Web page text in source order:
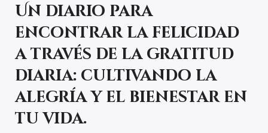
Un diario para
encontrar la felicidad
a través de la gratitud
diaria: cultivando la
alegría y el bienestar en
tu vida.